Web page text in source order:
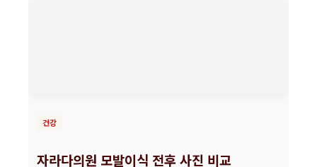
건강
자라다의원 모발이식 전후 사진 비교